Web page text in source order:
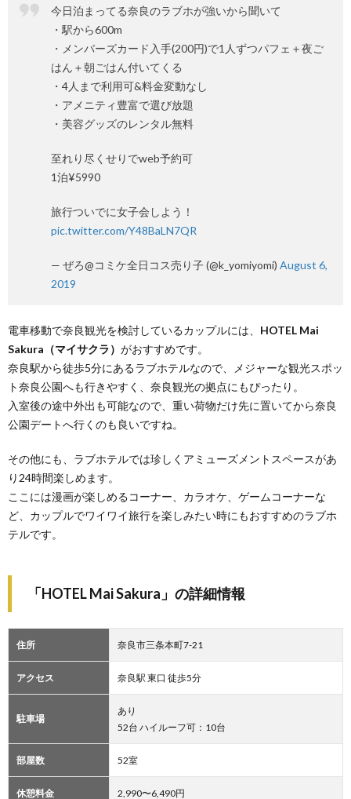
今日泊まってる奈良のラブホが強いから聞いて
・駅から600m
・メンバーズカード入手(200円)で1人ずつパフェ＋夜ご
はん＋朝ごはん付いてくる
・4人まで利用可&料金変動なし
・アメニティ豊富で選び放題
・美容グッズのレンタル無料
至れり尽くせりでweb予約可
1泊¥5990
旅行ついでに女子会しよう！
pic.twitter.com/Y48BaLN7QR
— ぜろ@コミケ全日コス売り子 (@k_yomiyomi) August 6,
2019
電車移動で奈良観光を検討しているカップルには、 HOTEL Mai
Sakura（マイサクラ） がおすすめです。
奈良駅から徒歩5分にあるラブホテルなので、メジャーな観光スポッ
ト奈良公園へも行きやすく、奈良観光の拠点にもぴったり。
入室後の途中外出も可能なので、重い荷物だけ先に置いてから奈良
公園デートへ行くのも良いですね。
その他にも、ラブホテルでは珍しくアミューズメントスペースがあ
り24時間楽しめます。
ここには漫画が楽しめるコーナー、カラオケ、ゲームコーナーな
ど、カップルでワイワイ旅行を楽しみたい時にもおすすめのラブホ
テルです。
「HOTEL Mai Sakura」の詳細情報
住所 奈良市三条本町7-21
アクセス 奈良駅 東口 徒歩5分
駐車場
あり
52台 ハイルーフ可：10台
部屋数 52室
休憩料金 2,990〜6,490円